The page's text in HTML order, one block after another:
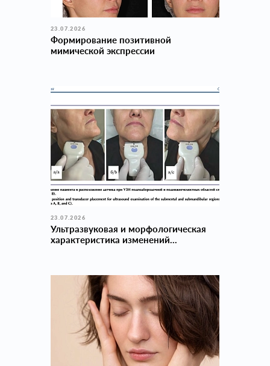
23.07.2026
Формирование позитивной
мимической экспрессии
23.07.2026
Ультразвуковая и морфологическая
характеристика изменений...